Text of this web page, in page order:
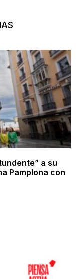
a su
Pamplona con